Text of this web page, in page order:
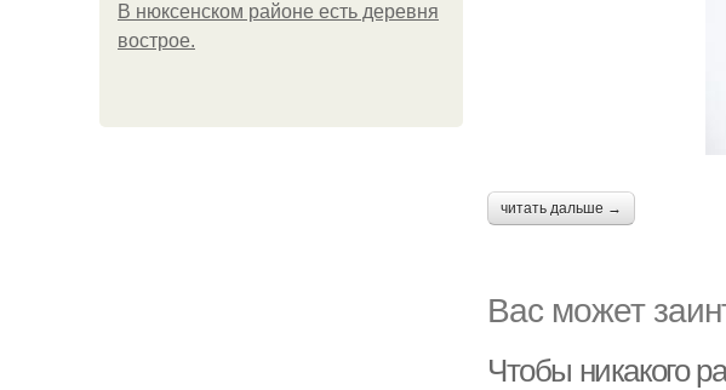
В нюксенском районе есть деревня
вострое.
читать дальше →
Вас может
Чтобы никакого